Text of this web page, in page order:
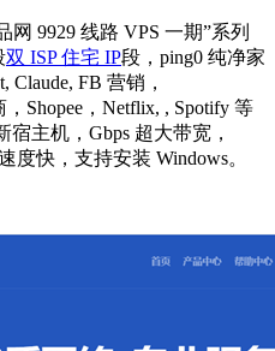
网 9929 线路 VPS 一期”系列
双 ISP 住宅 IP段，ping0 纯净家
Claude, FB 营销，
Shopee，Netflix, , Spotify 等
主机，Gbps 超大带宽，
快，支持安装 Windows。